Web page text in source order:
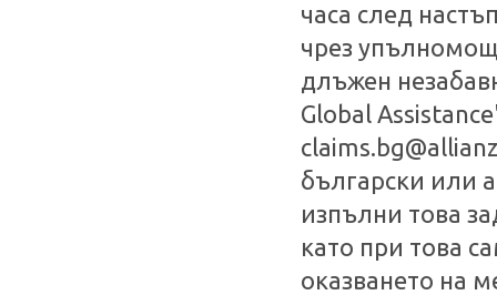
часа след
чрез
длъжен
Global
български или
изпълни това
като при това
оказването на